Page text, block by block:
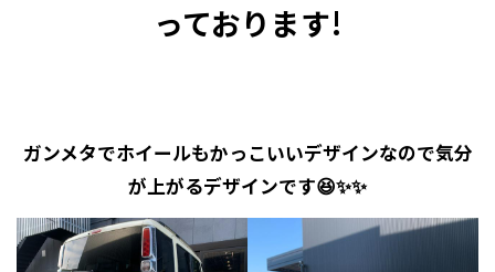
っております!
ガンメタでホイールもかっこいいデザインなので気分
が上がるデザインです😆✨✨